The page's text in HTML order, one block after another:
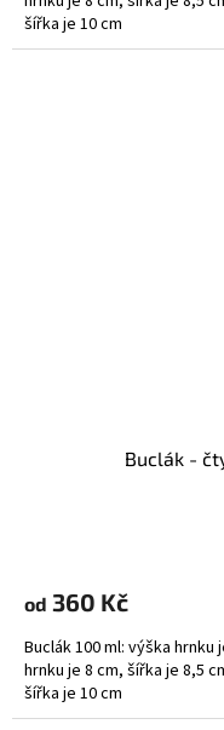
šířka je 10 cm
Buclák -
od 360 Kč
Buclák 100 ml: výška hrnku
hrnku je 8 cm, šířka je 8,5
šířka je 10 cm